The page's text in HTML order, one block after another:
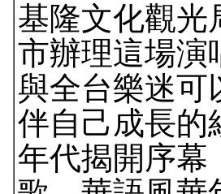
基隆文化觀光
市辦理這場演
與全台樂迷可
伴自己成長的
年代揭開序幕